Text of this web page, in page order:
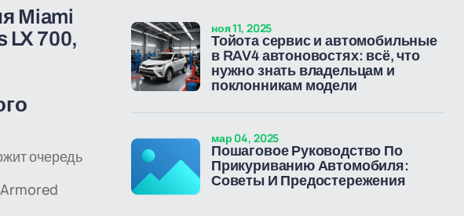
Miami
LX 700,
очередь
Armored
Тойота сервис и автомобильные
в RAV4 автоновостях: всё, что
нужно знать владельцам и
поклонникам модели
ноя 11, 2025
Пошаговое Руководство По
Прикуриванию Автомобиля:
Советы И Предостережения
мар 04, 2025